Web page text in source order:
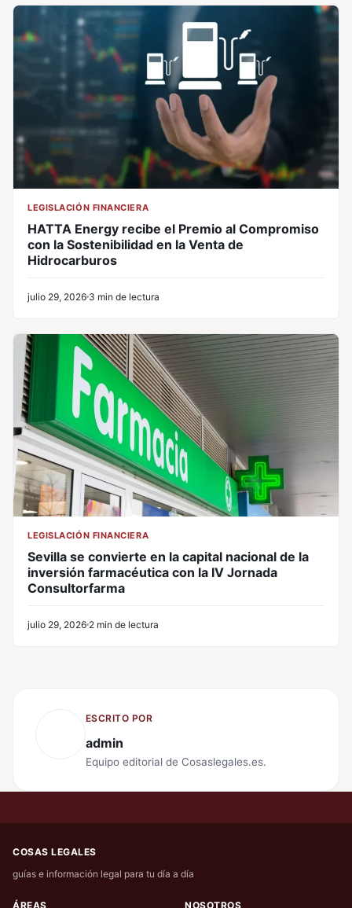
LEGISLACIÓN FINANCIERA
HATTA Energy recibe el Premio al Compromiso
con la Sostenibilidad en la Venta de
Hidrocarburos
julio 29, 2026 3 min de lectura
LEGISLACIÓN FINANCIERA
Sevilla se convierte en la capital nacional de la
inversión farmacéutica con la IV Jornada
Consultorfarma
julio 29, 2026 2 min de lectura
ESCRITO POR
admin
Equipo editorial de Cosaslegales.es.
COSAS LEGALES
guías e información legal para tu día a día
ÁREAS NOSOTROS